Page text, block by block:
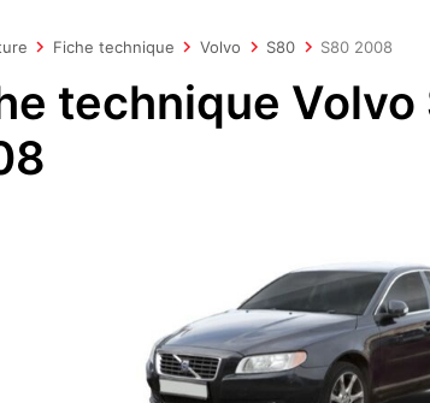
Fiche technique Volvo S80 S80 2008
technique Volvo